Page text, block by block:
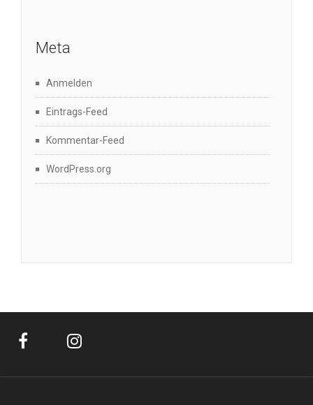
Meta
Anmelden
Eintrags-Feed
Kommentar-Feed
WordPress.org